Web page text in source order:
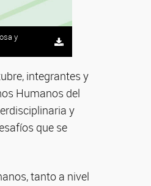
y
integrantes y
Humanos del
y
que se
tanto a nivel